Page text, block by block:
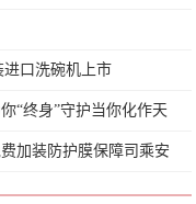
进口洗碗机上市
“终身”守护当你化作天
加装防护膜保障司乘安